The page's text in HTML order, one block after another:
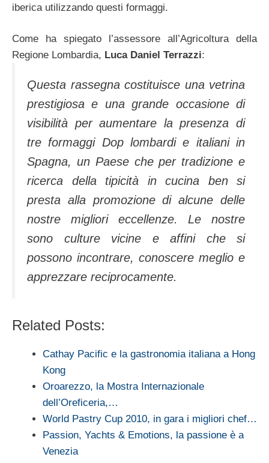
iberica utilizzando questi formaggi.
Come ha spiegato l’assessore all’Agricoltura della
Regione Lombardia, Luca Daniel Terrazzi:
Questa rassegna costituisce una vetrina
prestigiosa e una grande occasione di
visibilità per aumentare la presenza di
tre formaggi Dop lombardi e italiani in
Spagna, un Paese che per tradizione e
ricerca della tipicità in cucina ben si
presta alla promozione di alcune delle
nostre migliori eccellenze. Le nostre
sono culture vicine e affini che si
possono incontrare, conoscere meglio e
apprezzare reciprocamente.
Related Posts:
Cathay Pacific e la gastronomia italiana a Hong
Kong
Oroarezzo, la Mostra Internazionale
dell’Oreficeria,…
World Pastry Cup 2010, in gara i migliori chef…
Passion, Yachts & Emotions, la passione è a
Venezia